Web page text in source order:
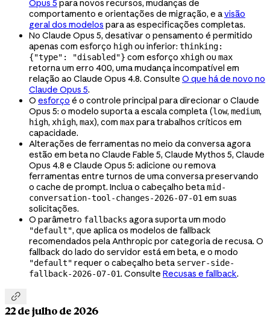
Opus 5 para novos recursos, mudanças de
comportamento e orientações de migração, e avisão
geral dos modelos para as especificações completas.
No Claude Opus 5, desativar o pensamento é permitido
apenas com esforço highou inferior: thinking:
{"type": "disabled"} com esforço xhighou max
retorna um erro 400, uma mudança incompatível em
relação ao Claude Opus 4.8. Consulte O que há de novo no
Claude Opus 5.
O esforço é o controle principal para direcionar o Claude
Opus 5: o modelo suporta a escala completa (low, medium,
high, xhigh, max), com maxpara trabalhos críticos em
capacidade.
Alterações de ferramentas no meio da conversa agora
estão em beta no Claude Fable 5, Claude Mythos 5, Claude
Opus 4.8 e Claude Opus 5: adicione ou remova
ferramentas entre turnos de uma conversa preservando
o cache de prompt. Inclua o cabeçalho betamid-
conversation-tool-changes-2026-07-01 em suas
solicitações.
O parâmetro fallbacks agora suporta um modo
"default", que aplica os modelos de fallback
recomendados pela Anthropic por categoria de recusa. O
fallback do lado do servidor está em beta, e o modo
"default" requer o cabeçalho beta server-side-
fallback-2026-07-01. Consulte Recusas e fallback.

22 de julho de 2026